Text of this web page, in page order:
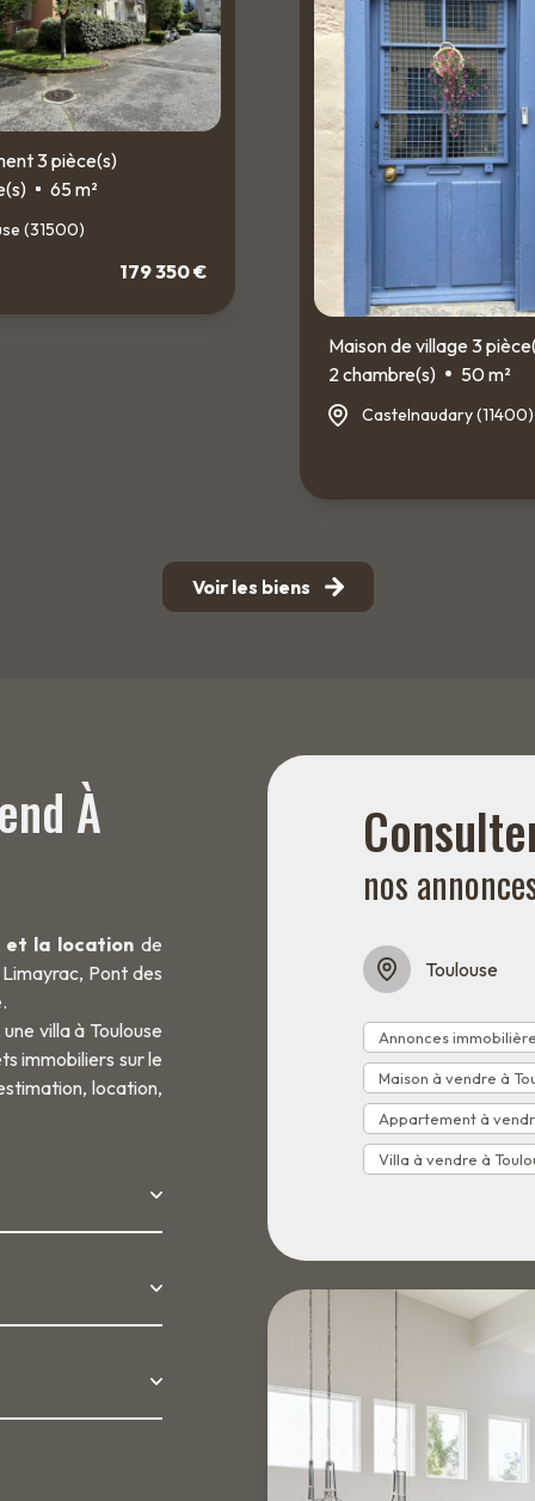
3 pièce(s)
65 m²
(31500)
179 350 €
Maison de village 3
2 chambre(s)
50 m²
Castelnaudary (11400)
Voir les biens
nos
Toulouse
Annonces
Maison à vendre à
Appartement à
Villa à vendre à
À
et la location de
Pont des
villa à Toulouse
immobiliers sur le
location,
et les
achat immobilier à
les alentours,
juste prix du